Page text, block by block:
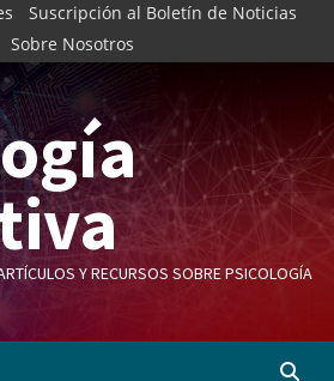
Suscripción al Boletín de Noticias
Sobre Nosotros
Y RECURSOS SOBRE PSICOLOGÍA